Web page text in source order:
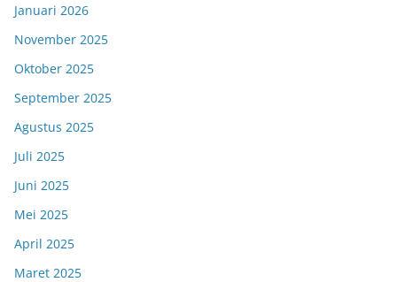
Januari 2026
November 2025
Oktober 2025
September 2025
Agustus 2025
Juli 2025
Juni 2025
Mei 2025
April 2025
Maret 2025